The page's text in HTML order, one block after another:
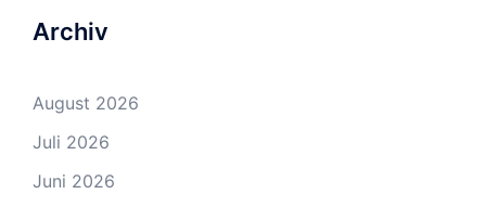
Archiv
August 2026
Juli 2026
Juni 2026